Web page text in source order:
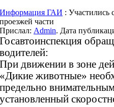
Информация ГАИ : Участились
проезжей части
Прислал: Admin. Дата
Госавтоинспекция
водителей:
При движении в зоне
«Дикие животные»
предельно
установленный